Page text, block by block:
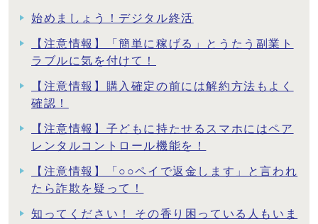
始めましょう！デジタル終活
【注意情報】「簡単に稼げる」とうたう副業ト
ラブルに気を付けて！
【注意情報】購入確定の前には解約方法もよく
確認！
【注意情報】子どもに持たせるスマホにはペア
レンタルコントロール機能を！
【注意情報】「○○ペイで返金します」と言われ
たら詐欺を疑って！
知ってください！ その香り困っている人もいま